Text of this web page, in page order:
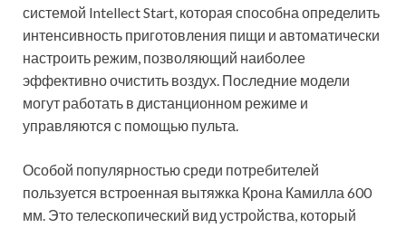
системой Intellect Start, которая способна определить
интенсивность приготовления пищи и автоматически
настроить режим, позволяющий наиболее
эффективно очистить воздух. Последние модели
могут работать в дистанционном режиме и
управляются с помощью пульта.
Особой популярностью среди потребителей
пользуется встроенная вытяжка Крона Камилла 600
мм. Это телескопический вид устройства, который